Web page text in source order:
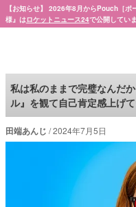
【お知らせ】 2026年8月からPouch［
様』はロケットニュース24で公開していま
私は私のままで完璧なんだ
ル』を観て自己肯定感上げ
田端あんじ 2024年7月5日